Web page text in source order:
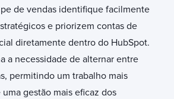
de vendas identifique facilmente
e priorizem contas de
diretamente dentro do HubSpot.
a necessidade de alternar entre
permitindo um trabalho mais
gestão mais eficaz dos